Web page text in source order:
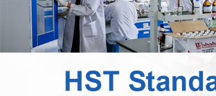
司
介